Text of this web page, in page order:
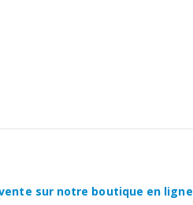
sur notre boutique en ligne